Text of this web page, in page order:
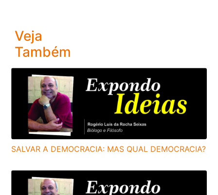
Veja
Também
SALVAR A DEMOCRACIA: MAS QUAL DEMOCRACIA?